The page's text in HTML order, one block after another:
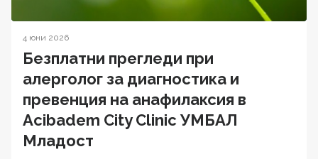
4 юни 2026
Безплатни прегледи при
алерголог за диагностика и
превенция на анафилаксия в
Acibadem City Clinic УМБАЛ
Младост